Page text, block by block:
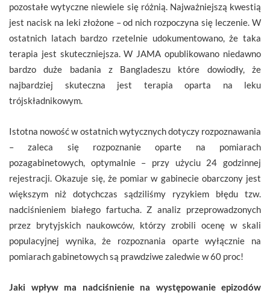
pozostałe wytyczne niewiele się różnią. Najważniejszą kwestią
jest nacisk na leki złożone – od nich rozpoczyna się leczenie. W
ostatnich latach bardzo rzetelnie udokumentowano, że taka
terapia jest skuteczniejsza. W JAMA opublikowano niedawno
bardzo duże badania z Bangladeszu które dowiodły, że
najbardziej skuteczna jest terapia oparta na leku
trójskładnikowym.
Istotna nowość w ostatnich wytycznych dotyczy rozpoznawania
– zaleca się rozpoznanie oparte na pomiarach
pozagabinetowych, optymalnie – przy użyciu 24 godzinnej
rejestracji. Okazuje się, że pomiar w gabinecie obarczony jest
większym niż dotychczas sądziliśmy ryzykiem błędu tzw.
nadciśnieniem białego fartucha. Z analiz przeprowadzonych
przez brytyjskich naukowców, którzy zrobili ocenę w skali
populacyjnej wynika, że rozpoznania oparte wyłącznie na
pomiarach gabinetowych są prawdziwe zaledwie w 60 proc!
Jaki wpływ ma nadciśnienie na występowanie epizodów